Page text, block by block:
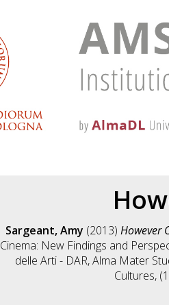
Sargeant, Amy (2013) However
Cinema: New Findings and
delle Arti - DAR, Alma Mater
Cultures,